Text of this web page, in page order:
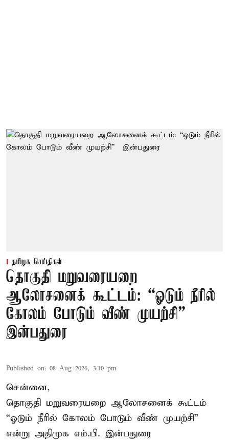
தமிழக செய்திகள்
தொகுதி மறுவரையறை
ஆலோசனைக் கூட்டம்: “ஓடும் நீரில்
கோலம் போடும் வீண் முயற்சி” –
இன்பதுரை
Published on: 08 Aug 2026, 3:10 pm
சென்னை,
தொகுதி மறுவரையறை ஆலோசனைக் கூட்டம்
“ஓடும் நீரில் கோலம் போடும் வீண் முயற்சி”
என்று அதிமுக எம்.பி. இன்பதுரை